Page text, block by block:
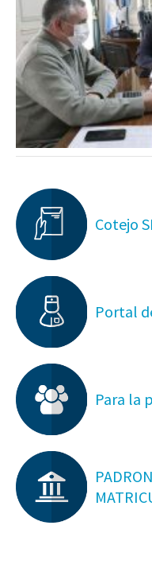
Cotejo
Portal
Para la